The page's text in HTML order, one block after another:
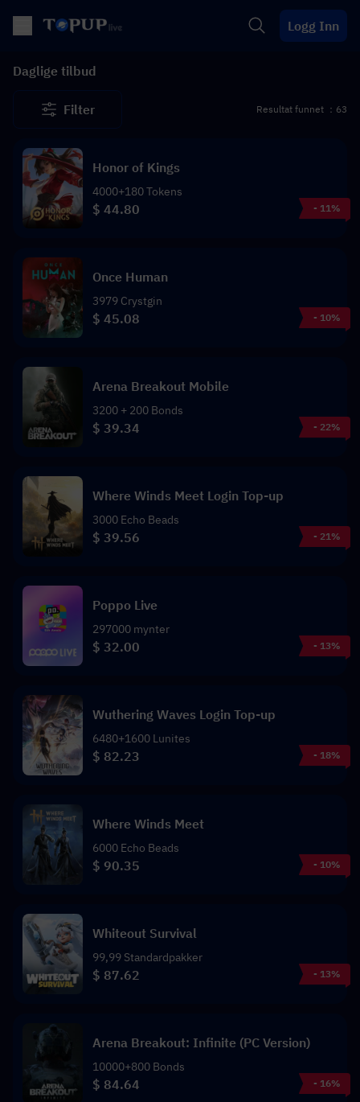
Logg Inn
Daglige tilbud
Filter Resultat funnet ：63
Honor of Kings
4000+180 Tokens
$ 44.80 - 11%
Once Human
3979 Crystgin
$ 45.08 - 10%
Arena Breakout Mobile
3200 + 200 Bonds
$ 39.34 - 22%
Where Winds Meet Login Top-up
3000 Echo Beads
$ 39.56 - 21%
Poppo Live
297000 mynter
$ 32.00 - 13%
Wuthering Waves Login Top-up
6480+1600 Lunites
$ 82.23 - 18%
Where Winds Meet
6000 Echo Beads
$ 90.35 - 10%
Whiteout Survival
99,99 Standardpakker
$ 87.62 - 13%
Arena Breakout: Infinite (PC Version)
10000+800 Bonds
$ 84.64 - 16%